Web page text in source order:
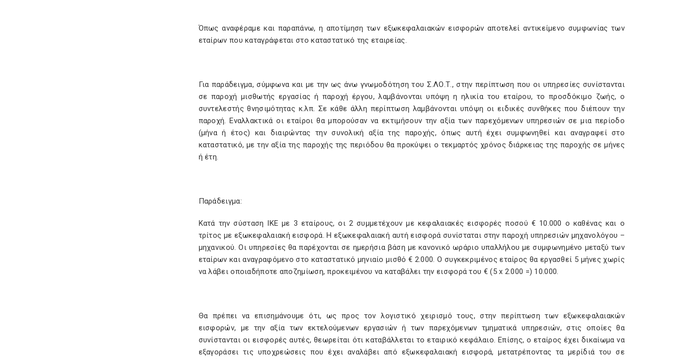
Όπως αναφέραμε και παραπάνω, η αποτίμηση των εξωκεφαλαιακών εισφορών αποτελεί αντικείμενο συμφωνίας των
εταίρων που καταγράφεται στο καταστατικό της εταιρείας.
Για παράδειγμα, σύμφωνα και με την ως άνω γνωμοδότηση του Σ.ΛΟ.Τ., στην περίπτωση που οι υπηρεσίες συνίστανται
σε παροχή μισθωτής εργασίας ή παροχή έργου, λαμβάνονται υπόψη η ηλικία του εταίρου, το προσδόκιμο ζωής, ο
συντελεστής θνησιμότητας κ.λπ. Σε κάθε άλλη περίπτωση λαμβάνονται υπόψη οι ειδικές συνθήκες που διέπουν την
παροχή. Εναλλακτικά οι εταίροι θα μπορούσαν να εκτιμήσουν την αξία των παρεχόμενων υπηρεσιών σε μια περίοδο
(μήνα ή έτος) και διαιρώντας την συνολική αξία της παροχής, όπως αυτή έχει συμφωνηθεί και αναγραφεί στο
καταστατικό, με την αξία της παροχής της περιόδου θα προκύψει ο τεκμαρτός χρόνος διάρκειας της παροχής σε μήνες
ή έτη.
Παράδειγμα:
Κατά την σύσταση ΙΚΕ με 3 εταίρους, οι 2 συμμετέχουν με κεφαλαιακές εισφορές ποσού € 10.000 ο καθένας και ο
τρίτος με εξωκεφαλαιακή εισφορά. Η εξωκεφαλαιακή αυτή εισφορά συνίσταται στην παροχή υπηρεσιών μηχανολόγου –
μηχανικού. Οι υπηρεσίες θα παρέχονται σε ημερήσια βάση με κανονικό ωράριο υπαλλήλου με συμφωνημένο μεταξύ των
εταίρων και αναγραφόμενο στο καταστατικό μηνιαίο μισθό € 2.000. Ο συγκεκριμένος εταίρος θα εργασθεί 5 μήνες χωρίς
να λάβει οποιαδήποτε αποζημίωση, προκειμένου να καταβάλει την εισφορά του € (5 x 2.000 =) 10.000.
Θα πρέπει να επισημάνουμε ότι, ως προς τον λογιστικό χειρισμό τους, στην περίπτωση των εξωκεφαλαιακών
εισφορών, με την αξία των εκτελούμενων εργασιών ή των παρεχόμενων τμηματικά υπηρεσιών, στις οποίες θα
συνίστανται οι εισφορές αυτές, θεωρείται ότι καταβάλλεται το εταιρικό κεφάλαιο. Επίσης, ο εταίρος έχει δικαίωμα να
εξαγοράσει τις υποχρεώσεις που έχει αναλάβει από εξωκεφαλαιακή εισφορά, μετατρέποντας τα μερίδιά του σε